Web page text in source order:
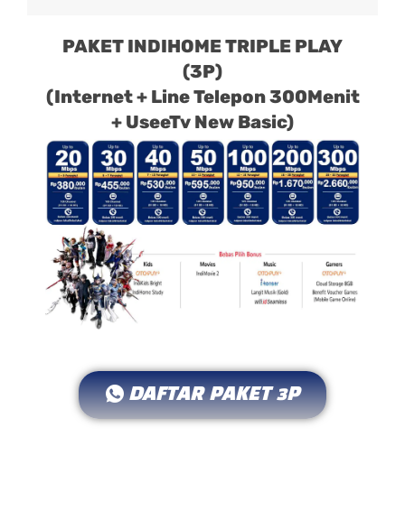
PAKET INDIHOME TRIPLE PLAY
(3P)
(Internet + Line Telepon 300Menit
+ UseeTv New Basic)
DAFTAR PAKET 3P